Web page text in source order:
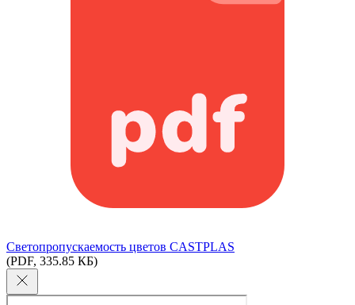
Светопропускаемость цветов CASTPLAS
(PDF, 335.85 КБ)